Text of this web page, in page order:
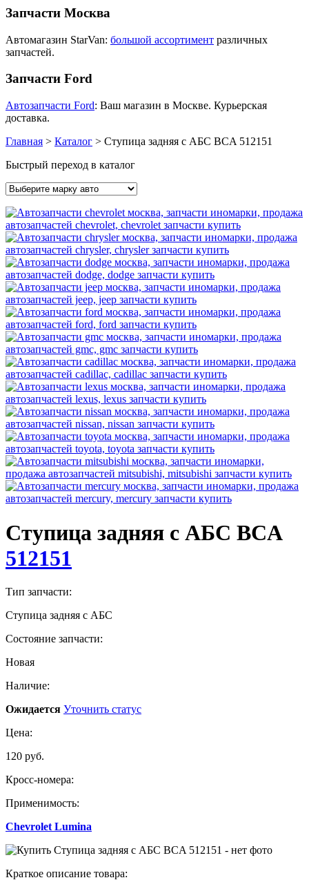
Запчасти Москва
Автомагазин StarVan: большой ассортимент различных
запчастей.
Запчасти Ford
Автозапчасти Ford: Ваш магазин в Москве. Курьерская
доставка.
Главная > Каталог > Ступица задняя с АБС BCA 512151
Быстрый переход в каталог
Ступица задняя с АБС BCA
512151
Тип запчасти:
Ступица задняя с АБС
Состояние запчасти:
Новая
Наличие:
Ожидается Уточнить статус
Цена:
120 руб.
Кросс-номера:
Применимость:
Chevrolet Lumina
Краткое описание товара: